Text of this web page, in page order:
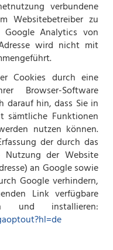
verbundene
Websitebetreiber zu
Analytics von
wird nicht mit
Cookies durch eine
Browser-Software
darauf hin, dass Sie in
sämtliche Funktionen
nutzen können.
der durch das
der Website
an Google sowie
Google verhindern,
Link verfügbare
und installieren: